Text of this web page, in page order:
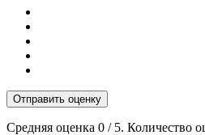
Отправить оценку
Средняя оценка 0 / 5. Количество